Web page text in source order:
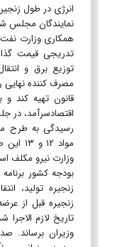
انرژی در طول
نمایندگان مجلس
همکاری وزارت نفت
تدریجی قیمت
توزیع برق و
مصرف کننده نهایی
قانون تهیه کند
اقتصادسرآمد، در
رسیدگی به طرح
وزارت نیرو مکلف
بودجه کشور
زنجیره تولید،
زنجیره قبل از
تاریخ لازم